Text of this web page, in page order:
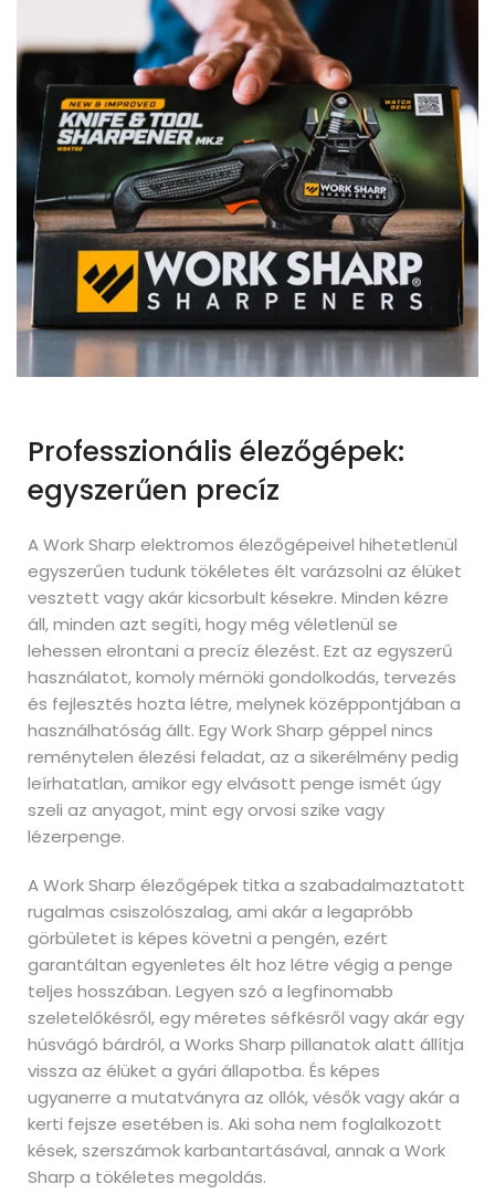
Professzionális élezőgépek:
egyszerűen precíz
A Work Sharp elektromos élezőgépeivel hihetetlenül
egyszerűen tudunk tökéletes élt varázsolni az élüket
vesztett vagy akár kicsorbult késekre. Minden kézre
áll, minden azt segíti, hogy még véletlenül se
lehessen elrontani a precíz élezést. Ezt az egyszerű
használatot, komoly mérnöki gondolkodás, tervezés
és fejlesztés hozta létre, melynek középpontjában a
használhatóság állt. Egy Work Sharp géppel nincs
reménytelen élezési feladat, az a sikerélmény pedig
leírhatatlan, amikor egy elvásott penge ismét úgy
szeli az anyagot, mint egy orvosi szike vagy
lézerpenge.
A Work Sharp élezőgépek titka a szabadalmaztatott
rugalmas csiszolószalag, ami akár a legapróbb
görbületet is képes követni a pengén, ezért
garantáltan egyenletes élt hoz létre végig a penge
teljes hosszában. Legyen szó a legfinomabb
szeletelőkésről, egy méretes séfkésről vagy akár egy
húsvágó bárdról, a Works Sharp pillanatok alatt állítja
vissza az élüket a gyári állapotba. És képes
ugyanerre a mutatványra az ollók, vésők vagy akár a
kerti fejsze esetében is. Aki soha nem foglalkozott
kések, szerszámok karbantartásával, annak a Work
Sharp a tökéletes megoldás.